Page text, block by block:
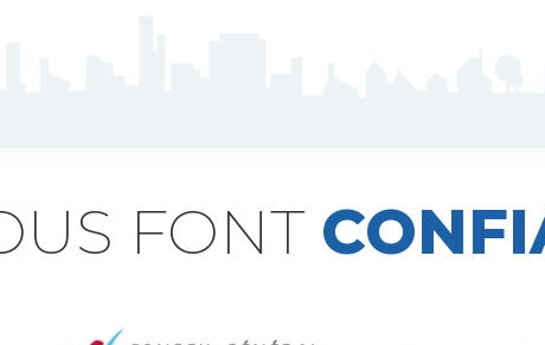
FONT